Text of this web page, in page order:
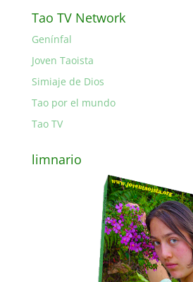
Tao TV Network
Genínfal
Joven Taoista
Simiaje de Dios
Tao por el mundo
Tao TV
limnario